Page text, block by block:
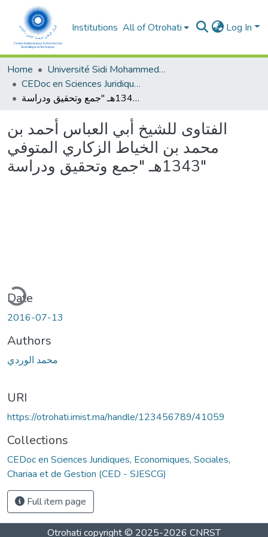
Institutions All of Otrohati Log In
Home
Université Sidi Mohammed Ben Abdellah - Fès
CEDoc en Sciences Juridiques, Economiques, Sociales, Chariaa et de Gestion (CED - SJESCG)
الفتاوى للشيخ أبي العباس أحمد بن محمد بن الخياط الزكاري المتوفي 1343هـ "جمع وتحقيق ودراسة"
الفتاوى للشيخ أبي العباس أحمد بن
محمد بن الخياط الزكاري المتوفي
1343هـ "جمع وتحقيق ودراسة"
Date
2016-07-13
Authors
محمد الوردي
URI
https://otrohati.imist.ma/handle/123456789/41059
Collections
CEDoc en Sciences Juridiques, Economiques, Sociales,
Chariaa et de Gestion (CED - SJESCG)
Full item page
Otrohati copyright © 2025-2026 CNRST